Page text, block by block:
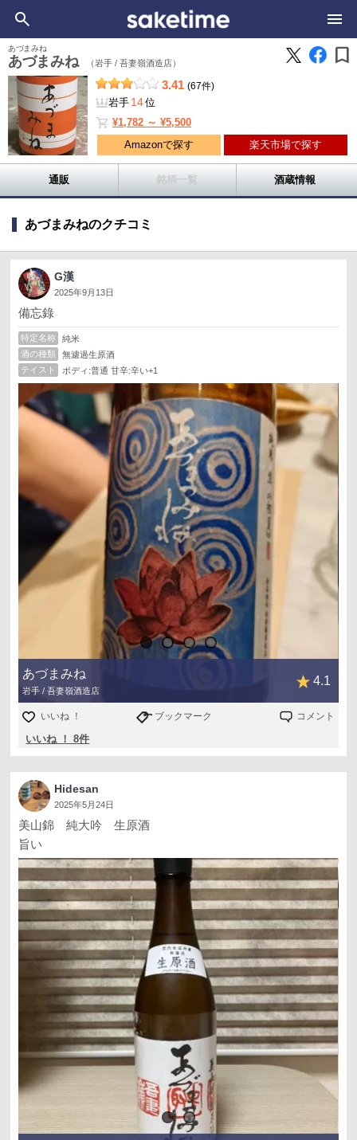
あづまみね
あづまみね
（岩手 /吾妻嶺酒造店） bookmark
3.41 (67件)
岩手 14位
shopping_cart ¥1,782 ～ ¥5,500
Amazonで探す 楽天市場で探す
通販 銘柄一覧 酒蔵情報
あづまみねのクチコミ
G漢
2025年9月13日
備忘錄
特定名称
純米
酒の種類
無濾過生原酒
テイスト
ボディ:普通 甘辛:辛い+1
あづまみね
岩手 / 吾妻嶺酒造店
4.1
いいね ！ ブックマーク コメント
いいね ！ 8件
Hidesan
2025年5月24日
美山錦 純大吟 生原酒
旨い